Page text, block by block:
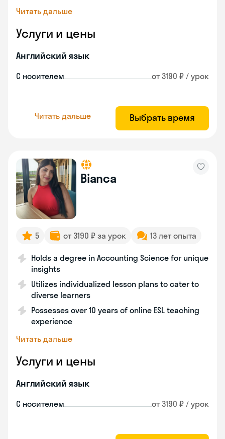
Читать дальше
Услуги и цены
Английский язык
С носителем от 3190 ₽ / урок
Читать дальше Выбрать время
Bianca
5 от 3190 ₽ за урок 13 лет опыта
Holds a degree in Accounting Science for unique
insights
Utilizes individualized lesson plans to cater to
diverse learners
Possesses over 10 years of online ESL teaching
experience
Читать дальше
Услуги и цены
Английский язык
С носителем от 3190 ₽ / урок